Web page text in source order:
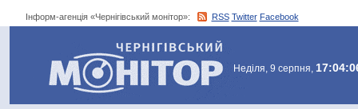
Інформ-агенція «Чернігівський монітор»: RSS Twitter Facebook
Інформ-агенція
«Чернігівський монітор»
Неділя, 9 серпня,